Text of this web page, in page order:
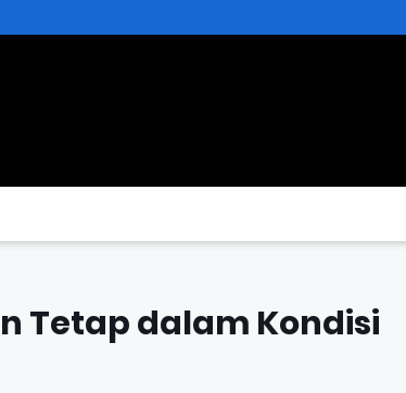
Tetap dalam Kondisi